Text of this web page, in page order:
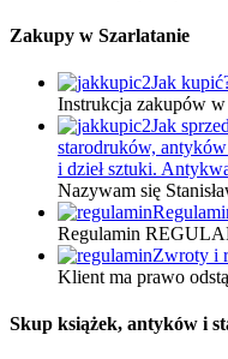
Zakupy w Szarlatanie
Jak
Instrukcja zakupów
Jak
starodruków,
i dzieł sztuki.
Nazywam się
Regulamin
Zwroty i
Klient ma prawo
Skup książek, antyków i